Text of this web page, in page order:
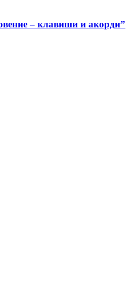
– клавиши и акорди”